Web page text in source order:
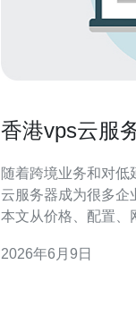
香港vps云服
随着跨境业务和对
云服务器成为很多企
本文从价格、配置、
给出推荐。 在价格层面，香港VPS通常分为入门型、
2026年6月9日